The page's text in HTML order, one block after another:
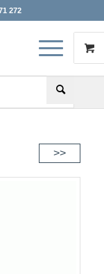
272
>>